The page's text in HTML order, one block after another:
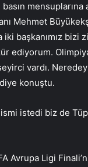
mensuplarına
Mehmet
başkanımız bizi
ediyorum.
vardı.
konuştu.
istedi biz de
Avrupa Ligi